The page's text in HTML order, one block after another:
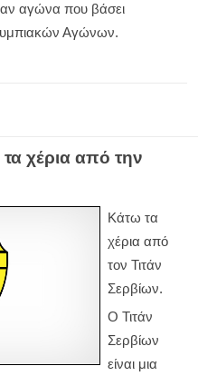
αγώνα που βάσει
Αγώνων.
χέρια από την
Κάτω τα
χέρια από
τον Τιτάν
Σερβίων.
Ο Τιτάν
Σερβίων
είναι μια